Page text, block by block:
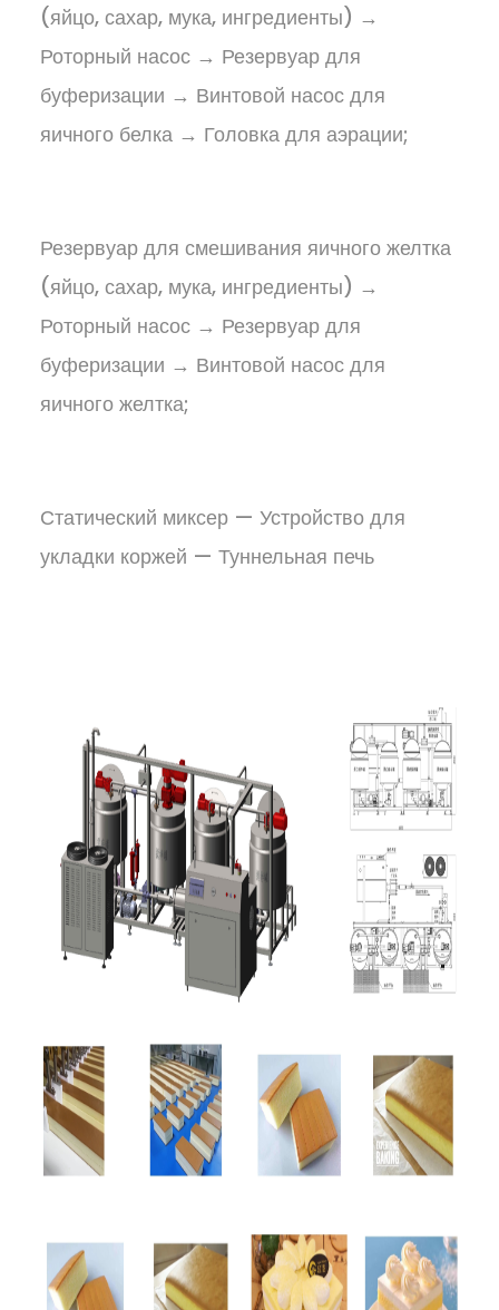
(яйцо, сахар, мука, ингредиенты) →
Роторный насос → Резервуар для
буферизации → Винтовой насос для
яичного белка → Головка для аэрации;
Резервуар для смешивания яичного желтка
(яйцо, сахар, мука, ингредиенты) →
Роторный насос → Резервуар для
буферизации → Винтовой насос для
яичного желтка;
Статический миксер — Устройство для
укладки коржей — Туннельная печь